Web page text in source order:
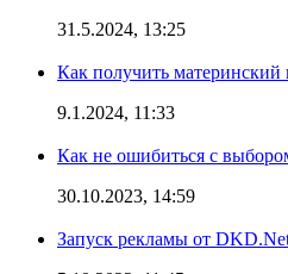
31.5.2024, 13:25
Как получить материнский
9.1.2024, 11:33
Как не ошибиться с
30.10.2023, 14:59
Запуск рекламы от